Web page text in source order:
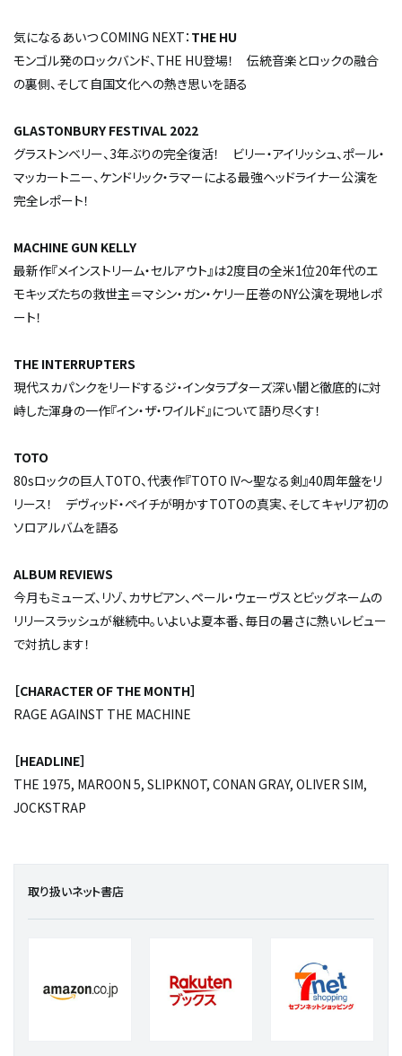
気になるあいつ COMING NEXT： THE HU
モンゴル発のロックバンド、THE HU登場！ 伝統音楽とロックの融合
の裏側、そして自国文化への熱き思いを語る
GLASTONBURY FESTIVAL 2022
グラストンベリー、3年ぶりの完全復活！ ビリー・アイリッシュ、ポール・
マッカートニー、ケンドリック・ラマーによる最強ヘッドライナー公演を
完全レポート！
MACHINE GUN KELLY
最新作『メインストリーム・セルアウト』は2度目の全米1位――20年代のエ
モキッズたちの救世主＝マシン・ガン・ケリー圧巻のNY公演を現地レポ
ート！
THE INTERRUPTERS
現代スカパンクをリードするジ・インタラプターズ――深い闇と徹底的に対
峙した渾身の一作『イン・ザ・ワイルド』について語り尽くす！
TOTO
80sロックの巨人TOTO、代表作『TOTO IV～聖なる剣』40周年盤をリ
リース！ デヴィッド・ペイチが明かすTOTOの真実、そしてキャリア初の
ソロアルバムを語る
ALBUM REVIEWS
今月もミューズ、リゾ、カサビアン、ペール・ウェーヴスとビッグネームの
リリースラッシュが継続中。いよいよ夏本番、毎日の暑さに熱いレビュー
で対抗します！
［CHARACTER OF THE MONTH］
RAGE AGAINST THE MACHINE
［HEADLINE］
THE 1975, MAROON 5, SLIPKNOT, CONAN GRAY, OLIVER SIM,
JOCKSTRAP
取り扱いネット書店